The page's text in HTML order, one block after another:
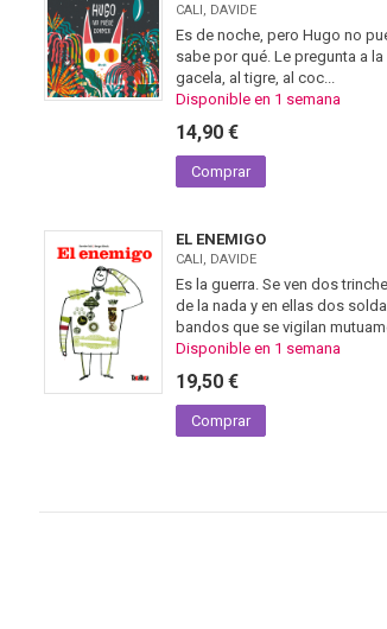
CALI, DAVIDE
Es de noche, pero Hugo no
sabe por qué. Le pregunta a la
gacela, al tigre, al coc...
Disponible en 1 semana
14,90 €
Comprar
EL ENEMIGO
CALI, DAVIDE
Es la guerra. Se ven dos
de la nada y en ellas dos
bandos que se vigilan
Disponible en 1 semana
19,50 €
Comprar